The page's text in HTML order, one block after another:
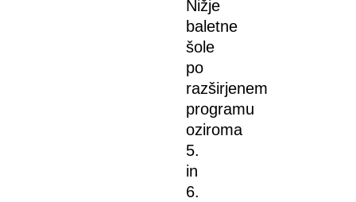
Nižje
baletne
šole
po
razširjenem
programu
oziroma
5.
in
6.